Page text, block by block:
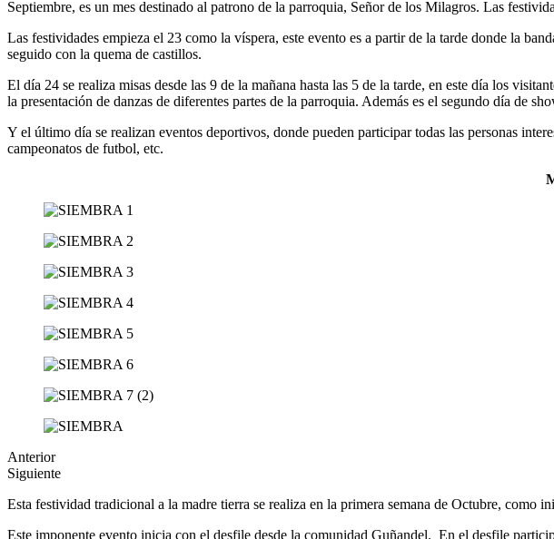
Septiembre, es un mes destinado al patrono de la parroquia, Señor de los Milagros. Las
Las festividades empieza el 23 como la víspera, este evento es a partir de la tarde donde la
seguido con la quema de castillos.
El día 24 se realiza misas desde las 9 de la mañana hasta las 5 de la tarde, en este día los
la presentación de danzas de diferentes partes de la parroquia. Además es el segundo día de
Y el último día se realizan eventos deportivos, donde pueden participar todas las personas
campeonatos de futbol, etc.
Anterior
Siguiente
Esta festividad tradicional a la madre tierra se realiza en la primera semana de Octubre, como
Este imponente evento inicia con el desfile desde la comunidad Guñandel. En el desfile